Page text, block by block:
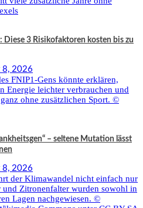
Diese 3 Risikofaktoren kosten bis zu
8, 2026
– seltene Mutation lässt
8, 2026